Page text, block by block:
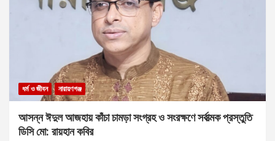
ধর্ম ও জীবন নারায়ণগঞ্জ
আসন্ন ঈদুল আজহায় কাঁচা চামড়া সংগ্রহ ও সংরক্ষণে সর্বাত্মক প্রস্তুতি
ডিসি মো: রায়হান কবির